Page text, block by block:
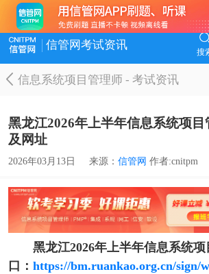
信管网考试资讯
搜
信息系统项目管理师-考试资讯
黑龙江2026年上半年信息系统项目
及网址
2026年03月13日 来源： 信管网 作者:cnitpm
黑龙江2026年上半年信息系统
口： https://bm.ruankao.org.cn/sign/